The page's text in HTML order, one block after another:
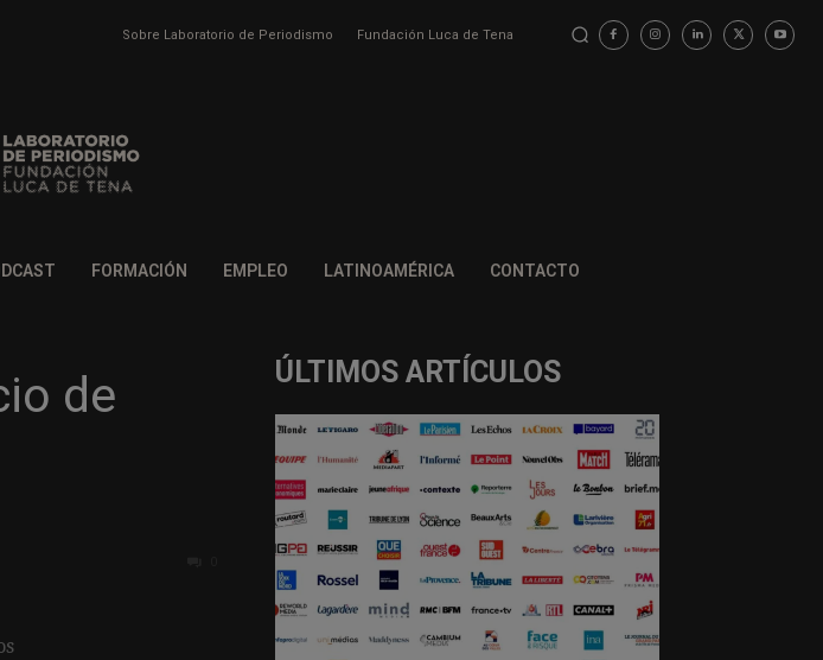
Sobre Laboratorio de Periodismo Fundación Luca de Tena
FORMACIÓN EMPLEO LATINOAMÉRICA CONTACTO
de
ÚLTIMOS ARTÍCULOS